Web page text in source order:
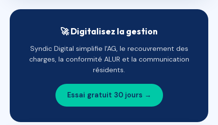
🚀 Digitalisez la gestion
Syndic Digital simplifie l'AG, le recouvrement des
charges, la conformité ALUR et la communication
résidents.
Essai gratuit 30 jours →